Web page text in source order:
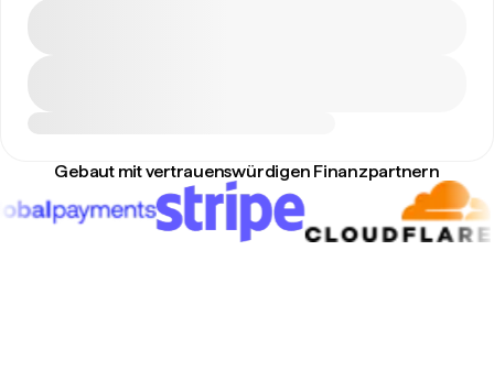
Gebaut mit vertrauenswürdigen Finanzpartnern